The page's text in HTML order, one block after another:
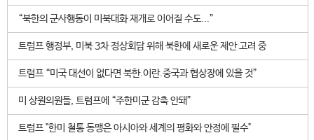
“북한의 군사행동이 미북대화 재개로 이어질 수도...”
트럼프 행정부, 미북 3차 정상회담 위해 북한에 새로운 제안 고려 중
트럼프 “미국 대선이 없다면 북한.이란.중국과 협상장에 있을 것”
미 상원의원들, 트럼프에 “주한미군 감축 안돼”
트럼프 "한미 철통 동맹은 아시아와 세계의 평화와 안정에 필수"